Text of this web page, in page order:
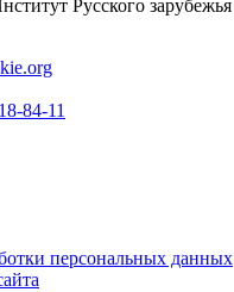
Русского зарубежья
84-11
персональных данных